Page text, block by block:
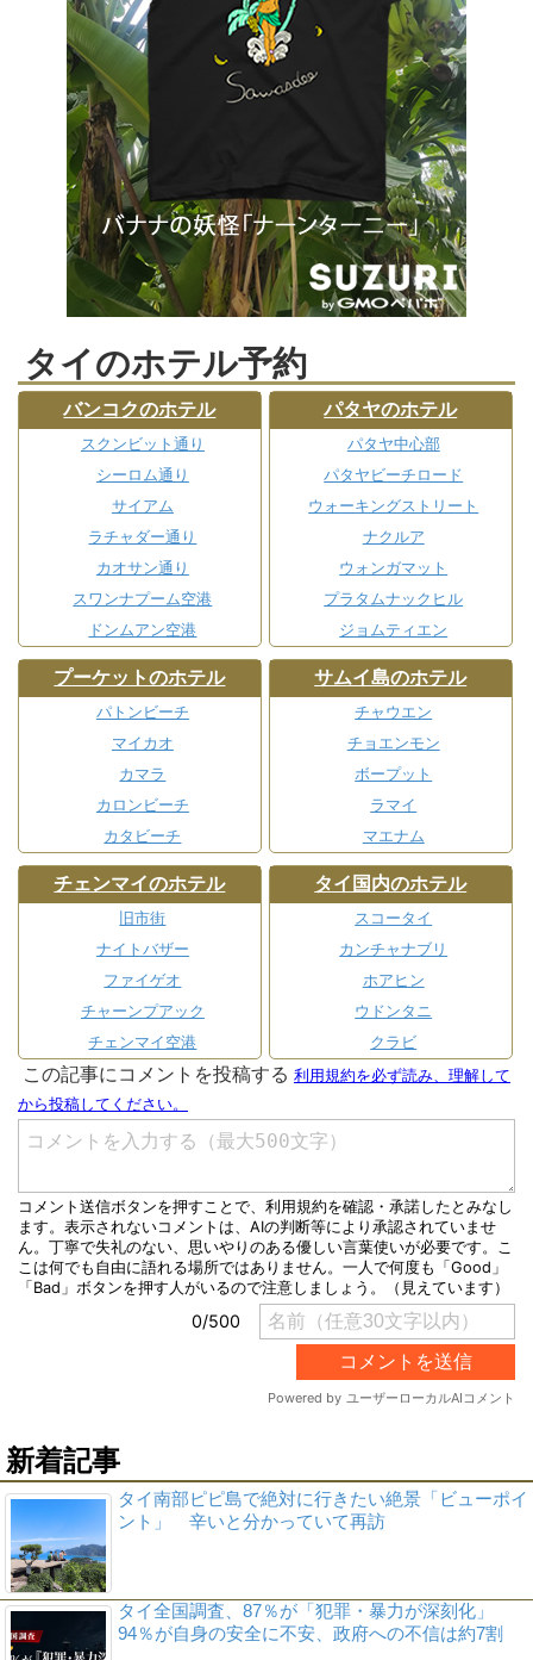
タイのホテル予約
バンコクのホテル
スクンビット通り
シーロム通り
サイアム
ラチャダー通り
カオサン通り
スワンナプーム空港
ドンムアン空港
パタヤのホテル
パタヤ中心部
パタヤビーチロード
ウォーキングストリート
ナクルア
ウォンガマット
プラタムナックヒル
ジョムティエン
プーケットのホテル
パトンビーチ
マイカオ
カマラ
カロンビーチ
カタビーチ
サムイ島のホテル
チャウエン
チョエンモン
ボープット
ラマイ
マエナム
チェンマイのホテル
旧市街
ナイトバザー
ファイゲオ
チャーンプアック
チェンマイ空港
タイ国内のホテル
スコータイ
カンチャナブリ
ホアヒン
ウドンタニ
クラビ
新着記事
タイ南部ピピ島で絶対に行きたい絶景「ビューポイ
ント」 辛いと分かっていて再訪
タイ全国調査、87％が「犯罪・暴力が深刻化」
94％が自身の安全に不安、政府への不信は約7割